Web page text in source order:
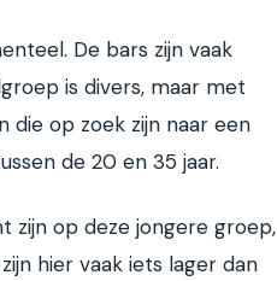
De bars zijn vaak
is divers, maar met
die op zoek zijn naar een
de 20 en 35 jaar.
zijn op deze jongere groep,
hier vaak iets lager dan